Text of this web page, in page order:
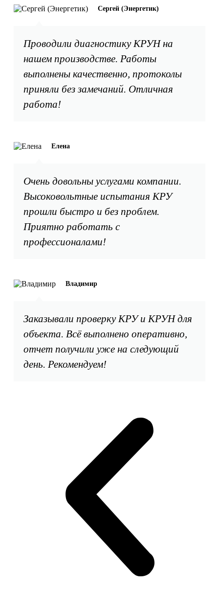
Проводили диагностику КРУН на
нашем производстве. Работы
выполнены качественно, протоколы
приняли без замечаний. Отличная
работа!
Сергей (Энергетик)
Очень довольны услугами компании.
Высоковольтные испытания КРУ
прошли быстро и без проблем.
Приятно работать с
профессионалами!
Елена
Заказывали проверку КРУ и КРУН для
объекта. Всё выполнено оперативно,
отчет получили уже на следующий
день. Рекомендуем!
Владимир